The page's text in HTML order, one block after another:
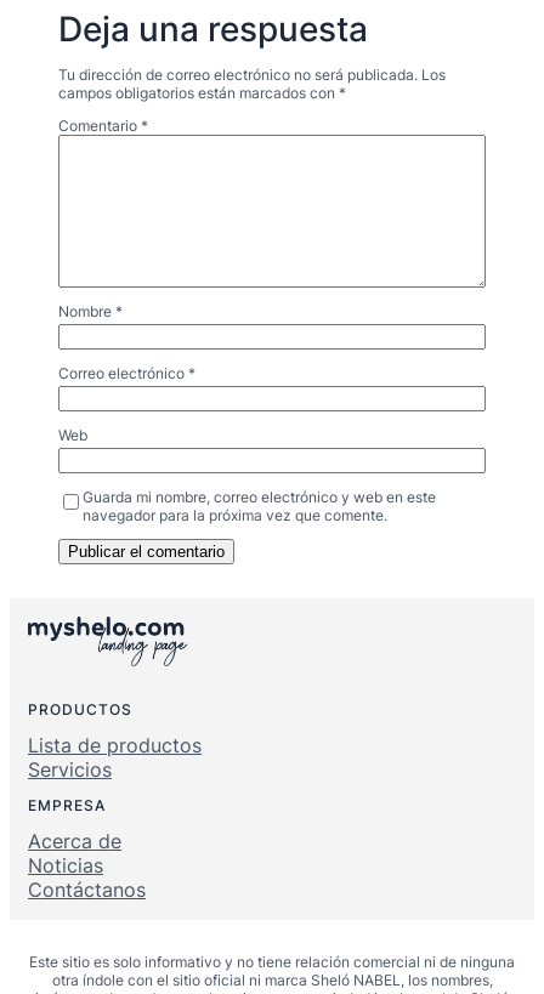
Deja una respuesta
Tu dirección de correo electrónico no será publicada. Los
campos obligatorios están marcados con *
Comentario *
Nombre *
Correo electrónico *
Web
Guarda mi nombre, correo electrónico y web en este
navegador para la próxima vez que comente.
PRODUCTOS
Lista de productos
Servicios
EMPRESA
Acerca de
Noticias
Contáctanos
Este sitio es solo informativo y no tiene relación comercial ni de ninguna
otra índole con el sitio oficial ni marca Sheló NABEL, los nombres,